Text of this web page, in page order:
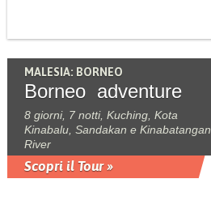
MALESIA: BORNEO
Borneo adventure
8 giorni, 7 notti, Kuching, Kota
Kinabalu, Sandakan e Kinabatangan
River
Scopri il Tour »